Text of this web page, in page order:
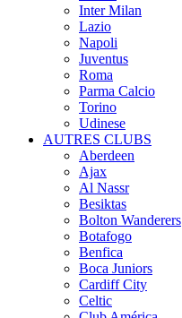
Inter Milan
Lazio
Napoli
Juventus
Roma
Parma Calcio
Torino
Udinese
AUTRES CLUBS
Aberdeen
Ajax
Al Nassr
Besiktas
Bolton Wanderers
Botafogo
Benfica
Boca Juniors
Cardiff City
Celtic